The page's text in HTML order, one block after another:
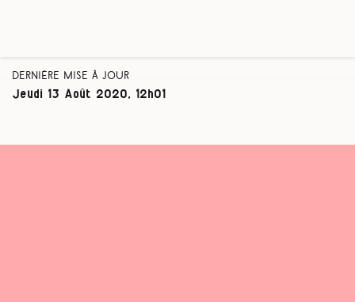
Dernière mise à jour
Jeudi 13 Août 2020, 12h01